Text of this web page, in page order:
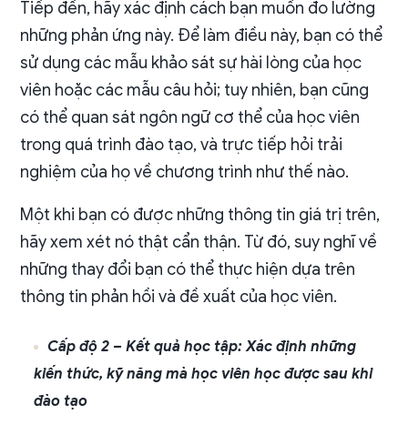
Tiếp đến, hãy xác định cách bạn muốn đo lường
những phản ứng này. Để làm điều này, bạn có thể
sử dụng các mẫu khảo sát sự hài lòng của học
viên hoặc các mẫu câu hỏi; tuy nhiên, bạn cũng
có thể quan sát ngôn ngữ cơ thể của học viên
trong quá trình đào tạo, và trực tiếp hỏi trải
nghiệm của họ về chương trình như thế nào.
Một khi bạn có được những thông tin giá trị trên,
hãy xem xét nó thật cẩn thận. Từ đó, suy nghĩ về
những thay đổi bạn có thể thực hiện dựa trên
thông tin phản hồi và đề xuất của học viên.
Cấp độ 2 – Kết quả học tập: Xác định những
kiến thức, kỹ năng mà học viên học được sau khi
đào tạo